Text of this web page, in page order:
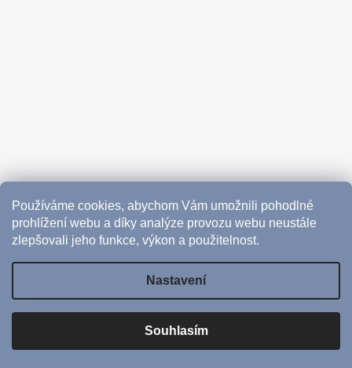
Používáme cookies, abychom Vám umožnili pohodlné
prohlížení webu a díky analýze provozu webu neustále
zlepšovali jeho funkce, výkon a použitelnost.
Nastavení
Souhlasím
CoffeeHub. Všechna práva vyhrazena.
Upravit nastavení cookies